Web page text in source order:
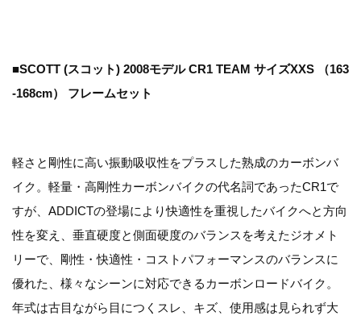
■SCOTT (スコット) 2008モデル CR1 TEAM サイズXXS （163
-168cm） フレームセット
軽さと剛性に高い振動吸収性をプラスした熟成のカーボンバ
イク。軽量・高剛性カーボンバイクの代名詞であったCR1で
すが、ADDICTの登場により快適性を重視したバイクへと方向
性を変え、垂直硬度と側面硬度のバランスを考えたジオメト
リーで、剛性・快適性・コストパフォーマンスのバランスに
優れた、様々なシーンに対応できるカーボンロードバイク。
年式は古目ながら目につくスレ、キズ、使用感は見られず大